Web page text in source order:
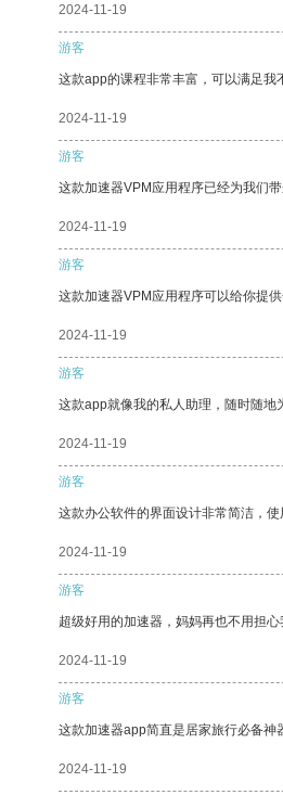
2024-11-19
游客
这款app的课程非常丰富，可以满足我
2024-11-19
游客
这款加速器VPM应用程序已经为我们
2024-11-19
游客
这款加速器VPM应用程序可以给你提
2024-11-19
游客
这款app就像我的私人助理，随时随地
2024-11-19
游客
这款办公软件的界面设计非常简洁，
2024-11-19
游客
超级好用的加速器，妈妈再也不用担心
2024-11-19
游客
这款加速器app简直是居家旅行必备神
2024-11-19